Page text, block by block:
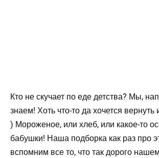
Кто не скучает по еде детства? Мы,
знаем! Хоть что-то да хочется вернуть
) Мороженое, или хлеб, или какое-то
бабушки! Наша подборка как раз про
вспомним все то, что так дорого